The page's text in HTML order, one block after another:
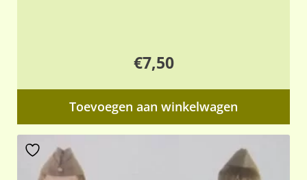
€7,50
Toevoegen aan winkelwagen